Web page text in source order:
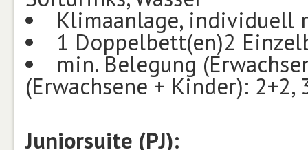
Klimaanlage, individuell
1 Doppelbett(en)2
min. Belegung
(Erwachsene + Kinder): 2+2,
Juniorsuite (PJ):